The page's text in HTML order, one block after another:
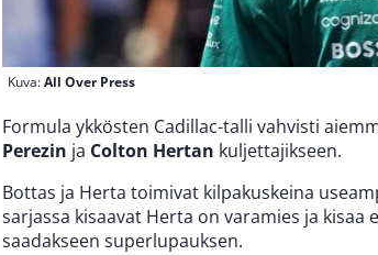
Kuva:All Over Press
Formula ykkösten Cadillac-talli vahvisti
Perezin ja Colton Hertan kuljettajikseen.
Bottas ja Herta toimivat kilpakuskeina
sarjassa kisaavat Herta on varamies ja kisaa
saadakseen superlupauksen.